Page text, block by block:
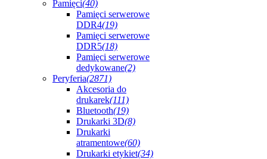
Pamięci(40)
Pamięci serwerowe
DDR4(19)
Pamięci serwerowe
DDR5(18)
Pamięci serwerowe
dedykowane(2)
Peryferia(2871)
Akcesoria do
drukarek(111)
Bluetooth(19)
Drukarki 3D(8)
Drukarki
atramentowe(60)
Drukarki etykiet(34)